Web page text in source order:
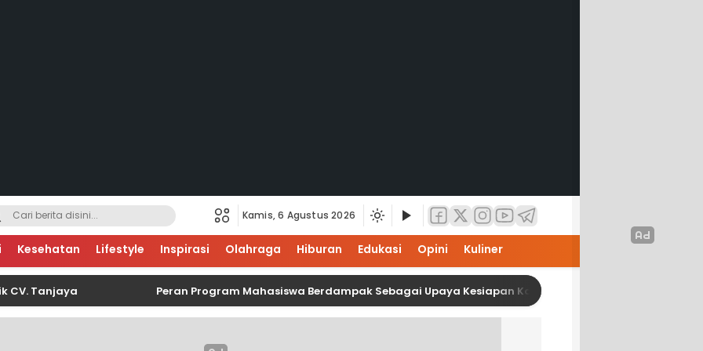
Kamis, 6 Agustus 2026
Kesehatan Lifestyle Inspirasi Olahraga Hiburan Edukasi Opini Kuliner
Peran Program Mahasiswa Berdampak Sebagai Upaya Kesiapan Karier Mahasiswa Interior ISI Surakarta